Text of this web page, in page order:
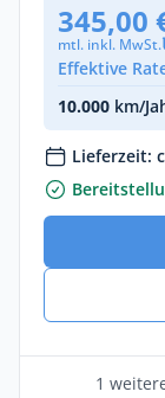
345,00
mtl. inkl. MwSt.
Effektive
10.000 km/
Lieferzeit:
1